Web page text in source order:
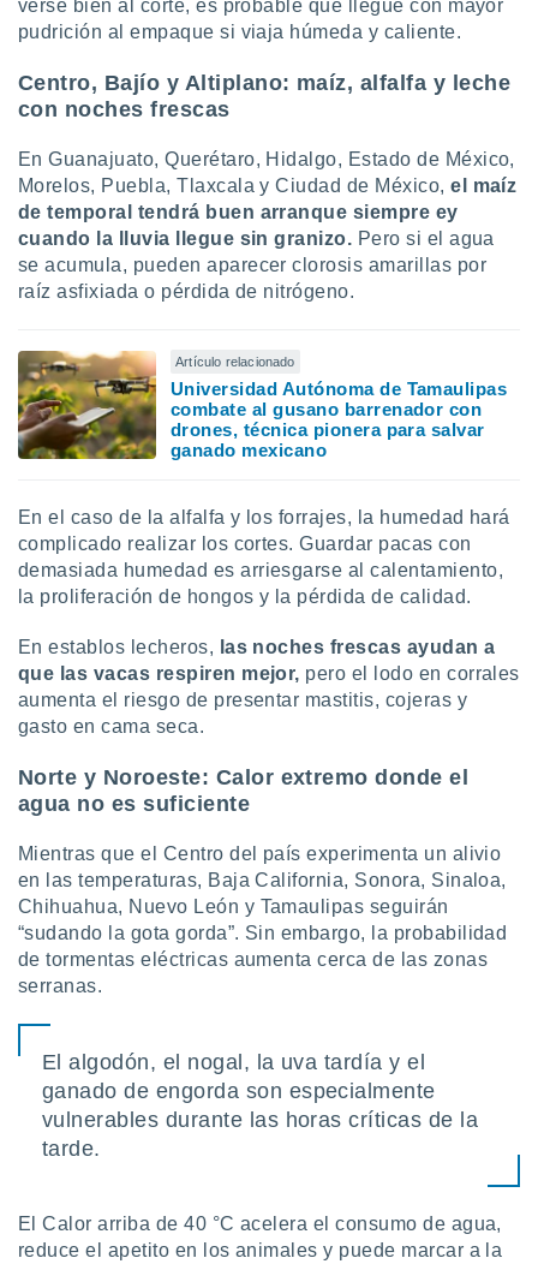
verse bien al corte, es probable que llegue con mayor
pudrición al empaque si viaja húmeda y caliente.
Centro, Bajío y Altiplano: maíz, alfalfa y leche
con noches frescas
En Guanajuato, Querétaro, Hidalgo, Estado de México,
Morelos, Puebla, Tlaxcala y Ciudad de México,el maíz
de temporal tendrá buen arranque siempre ey
cuando la lluvia llegue sin granizo. Pero si el agua
se acumula, pueden aparecer clorosis amarillas por
raíz asfixiada o pérdida de nitrógeno.
Artículo relacionado
Universidad Autónoma de Tamaulipas
combate al gusano barrenador con
drones, técnica pionera para salvar
ganado mexicano
En el caso de la alfalfa y los forrajes, la humedad hará
complicado realizar los cortes. Guardar pacas con
demasiada humedad es arriesgarse al calentamiento,
la proliferación de hongos y la pérdida de calidad.
En establos lecheros, las noches frescas ayudan a
que las vacas respiren mejor, pero el lodo en corrales
aumenta el riesgo de presentar mastitis, cojeras y
gasto en cama seca.
Norte y Noroeste: Calor extremo donde el
agua no es suficiente
Mientras que el Centro del país experimenta un alivio
en las temperaturas, Baja California, Sonora, Sinaloa,
Chihuahua, Nuevo León y Tamaulipas seguirán
“sudando la gota gorda”. Sin embargo, la probabilidad
de tormentas eléctricas aumenta cerca de las zonas
serranas.
El algodón, el nogal, la uva tardía y el
ganado de engorda son especialmente
vulnerables durante las horas críticas de la
tarde.
El Calor arriba de 40 °C acelera el consumo de agua,
reduce el apetito en los animales y puede marcar a la